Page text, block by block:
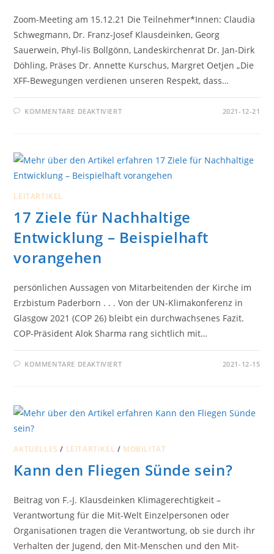
Zoom-Meeting am 15.12.21 Die Teilnehmer*Innen: Claudia
Schwegmann, Dr. Franz-Josef Klausdeinken, Georg
Sauerwein, Phyl-lis Bollgönn, Landeskirchenrat Dr. Jan-Dirk
Döhling, Präses Dr. Annette Kurschus, Margret Oetjen „Die
XFF-Bewegungen verdienen unseren Respekt, dass…
KOMMENTARE DEAKTIVIERTFÜR
DEN
CHRISTIANS4FUTURE
ÜBER
KLIMAGERECHTIGKEIT
2021-12-21
LEITARTIKEL
17 Ziele für Nachhaltige
Entwicklung – Beispielhaft
vorangehen
persönlichen Aussagen von Mitarbeitenden der Kirche im
Erzbistum Paderborn . . . Von der UN-Klimakonferenz in
Glasgow 2021 (COP 26) bleibt ein durchwachsenes Fazit.
COP-Präsident Alok Sharma rang sichtlich mit…
KOMMENTARE DEAKTIVIERTFÜR
–
BEISPIELHAFT
2021-12-15
AKTUELLES / LEITARTIKEL / MOBILITÄT
Kann den Fliegen Sünde sein?
Beitrag von F.-J. Klausdeinken Klimagerechtigkeit –
Verantwortung für die Mit-Welt Einzelpersonen oder
Organisationen tragen die Verantwortung, ob sie durch ihr
Verhalten der Jugend, den Mit-Menschen und den Mit-